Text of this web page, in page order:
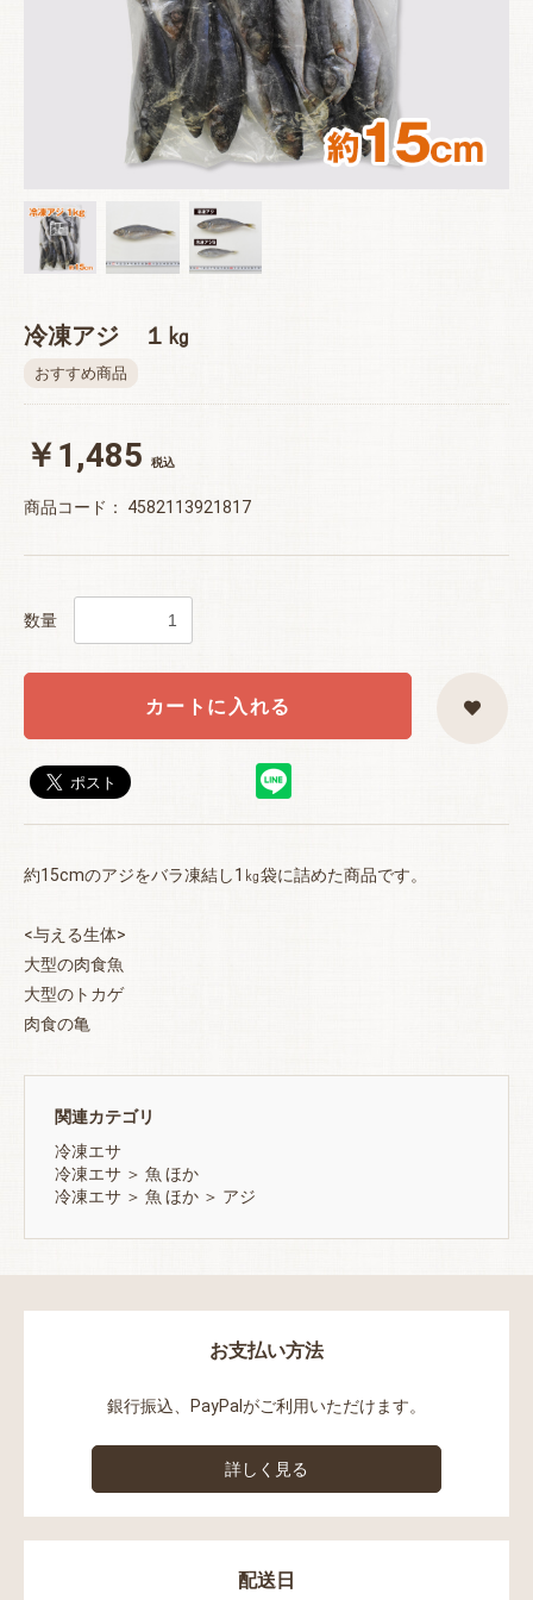
冷凍アジ １㎏
おすすめ商品
￥1,485 税込
商品コード： 4582113921817
数量
カートに入れる
お買い物を続ける カートへ進む
約15cmのアジをバラ凍結し1㎏袋に詰めた商品です。
<与える生体>
大型の肉食魚
大型のトカゲ
肉食の亀
関連カテゴリ
冷凍エサ
冷凍エサ ＞ 魚 ほか
冷凍エサ ＞ 魚 ほか ＞ アジ
お支払い方法
銀行振込、PayPalがご利用いただけます。
詳しく見る
配送日